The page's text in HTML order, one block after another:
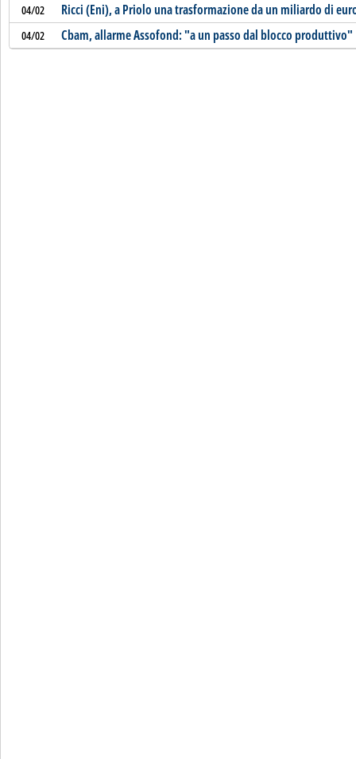
04/02 Ricci (Eni), a Priolo una trasformazione da un miliardo di
04/02 Cbam, allarme Assofond: "a un passo dal blocco produttivo"